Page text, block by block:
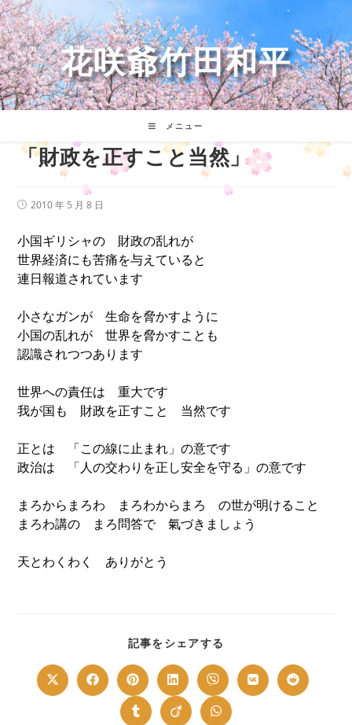
コ
ン
テ
ン
ツ
へ
ス
花咲爺竹田和平
メニュー
「財政を正すこと当然」
投
開
日:
2010 年 5 月 8 日
小国ギリシャの 財政の乱れが
世界経済にも苦痛を与えていると
連日報道されています
小さなガンが 生命を脅かすように
小国の乱れが 世界を脅かすことも
認識されつつあります
世界への責任は 重大です
我が国も 財政を正すこと 当然です
正とは 「この線に止まれ」の意です
政治は 「人の交わりを正し安全を守る」の意です
まろからまろわ まろわからまろ の世が明けること
まろわ講の まろ問答で 氣づきましょう
天とわくわく ありがとう
記事をシェアする
CONTENT
Opens
in
Opens
in
window
Opens
in
a
new
window
Opens
in
a
new
window
Opens
in
a
new
window
Opens
in
Opens
in
Opens Opens Opens